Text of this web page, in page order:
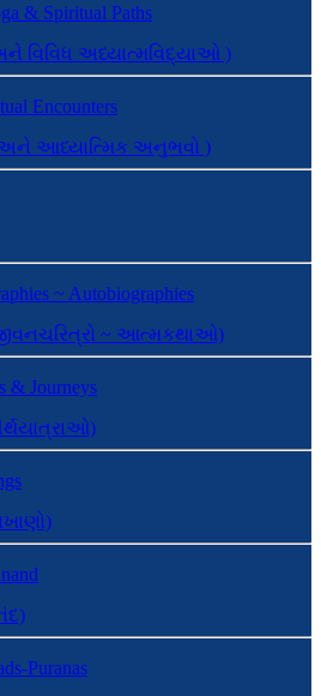
& Spiritual Paths
વિવિધ અધ્યાત્મવિદ્યાઓ )
Encounters
આધ્યાત્મિક અનુભવો )
~ Autobiographies
~ આત્મકથાઓ)
& Journeys
Puranas